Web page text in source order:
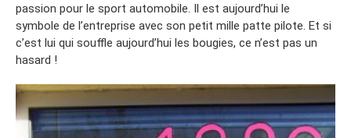
passion pour le sport automobile. Il est aujourd’hui le
symbole de l’entreprise avec son petit mille patte pilote. Et si
c’est lui qui souffle aujourd’hui les bougies, ce n’est pas un
hasard !